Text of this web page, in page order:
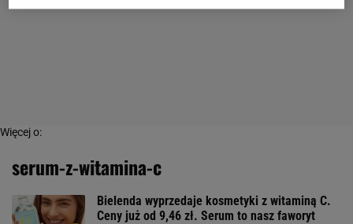
Więcej o:
serum-z-witamina-c
Bielenda wyprzedaje kosmetyki z witaminą C.
Ceny już od 9,46 zł. Serum to nasz faworyt